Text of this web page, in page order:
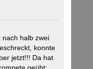
nach halb zwei
konnte
jetzt!!! Da hat